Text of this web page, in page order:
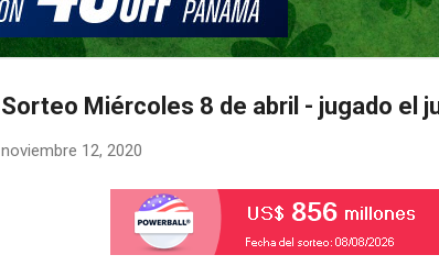
Sorteo Miércoles 8 de abril - jugado el
noviembre 12, 2020